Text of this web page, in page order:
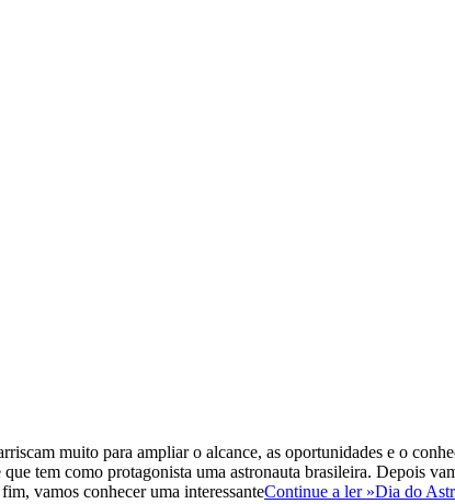
muito para ampliar o alcance, as oportunidades e o
tem como protagonista uma astronauta brasileira. Depois
vamos conhecer uma interessanteContinue a ler »Dia do